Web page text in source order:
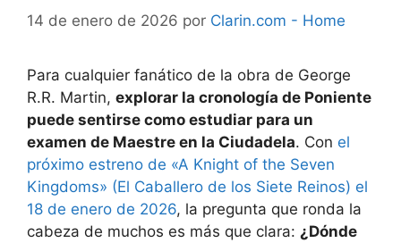
14 de enero de 2026 por Clarin.com - Home
Para cualquier fanático de la obra de George
R.R. Martin, explorar la cronología de Poniente
puede sentirse como estudiar para un
examen de Maestre en la Ciudadela. Con el
próximo estreno de «A Knight of the Seven
Kingdoms» (El Caballero de los Siete Reinos) el
18 de enero de 2026, la pregunta que ronda la
cabeza de muchos es más que clara: ¿Dónde